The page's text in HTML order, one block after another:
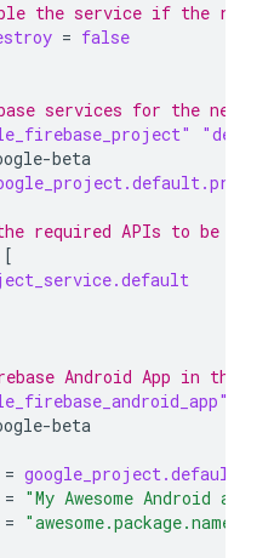
the service if the
= false
services for the new
beta
required APIs to be
[
Android App in the
beta
=
= "My Awesome Android app"
= "awesome.package.name"